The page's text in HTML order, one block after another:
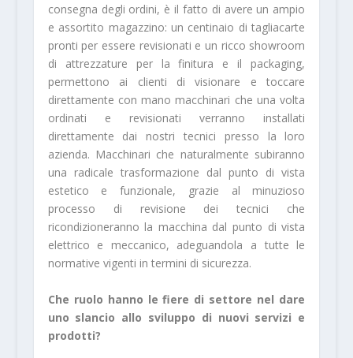
consegna degli ordini, è il fatto di avere un ampio
e assortito magazzino: un centinaio di tagliacarte
pronti per essere revisionati e un ricco showroom
di attrezzature per la finitura e il packaging,
permettono ai clienti di visionare e toccare
direttamente con mano macchinari che una volta
ordinati e revisionati verranno installati
direttamente dai nostri tecnici presso la loro
azienda. Macchinari che naturalmente subiranno
una radicale trasformazione dal punto di vista
estetico e funzionale, grazie al minuzioso
processo di revisione dei tecnici che
ricondizioneranno la macchina dal punto di vista
elettrico e meccanico, adeguandola a tutte le
normative vigenti in termini di sicurezza.
Che ruolo hanno le fiere di settore nel dare
uno slancio allo sviluppo di nuovi servizi e
prodotti?